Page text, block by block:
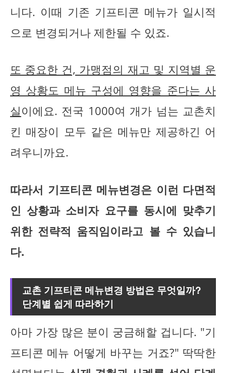
니다. 이때 기존 기프티콘 메뉴가 일시적
으로 변경되거나 제한될 수 있죠.
또 중요한 건, 가맹점의 재고 및 지역별 운
영 상황도 메뉴 구성에 영향을 준다는 사
실이에요. 전국 1000여 개가 넘는 교촌치
킨 매장이 모두 같은 메뉴만 제공하긴 어
려우니까요.
따라서 기프티콘 메뉴변경은 이런 다면적
인 상황과 소비자 요구를 동시에 맞추기
위한 전략적 움직임이라고 볼 수 있습니
다.
교촌 기프티콘 메뉴변경 방법은 무엇일까?
단계별 쉽게 따라하기
아마 가장 많은 분이 궁금해할 겁니다. "기
프티콘 메뉴 어떻게 바꾸는 거죠?" 딱딱한